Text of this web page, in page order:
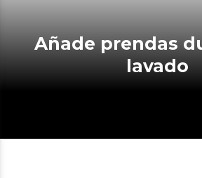
Añade prendas durante el
lavado